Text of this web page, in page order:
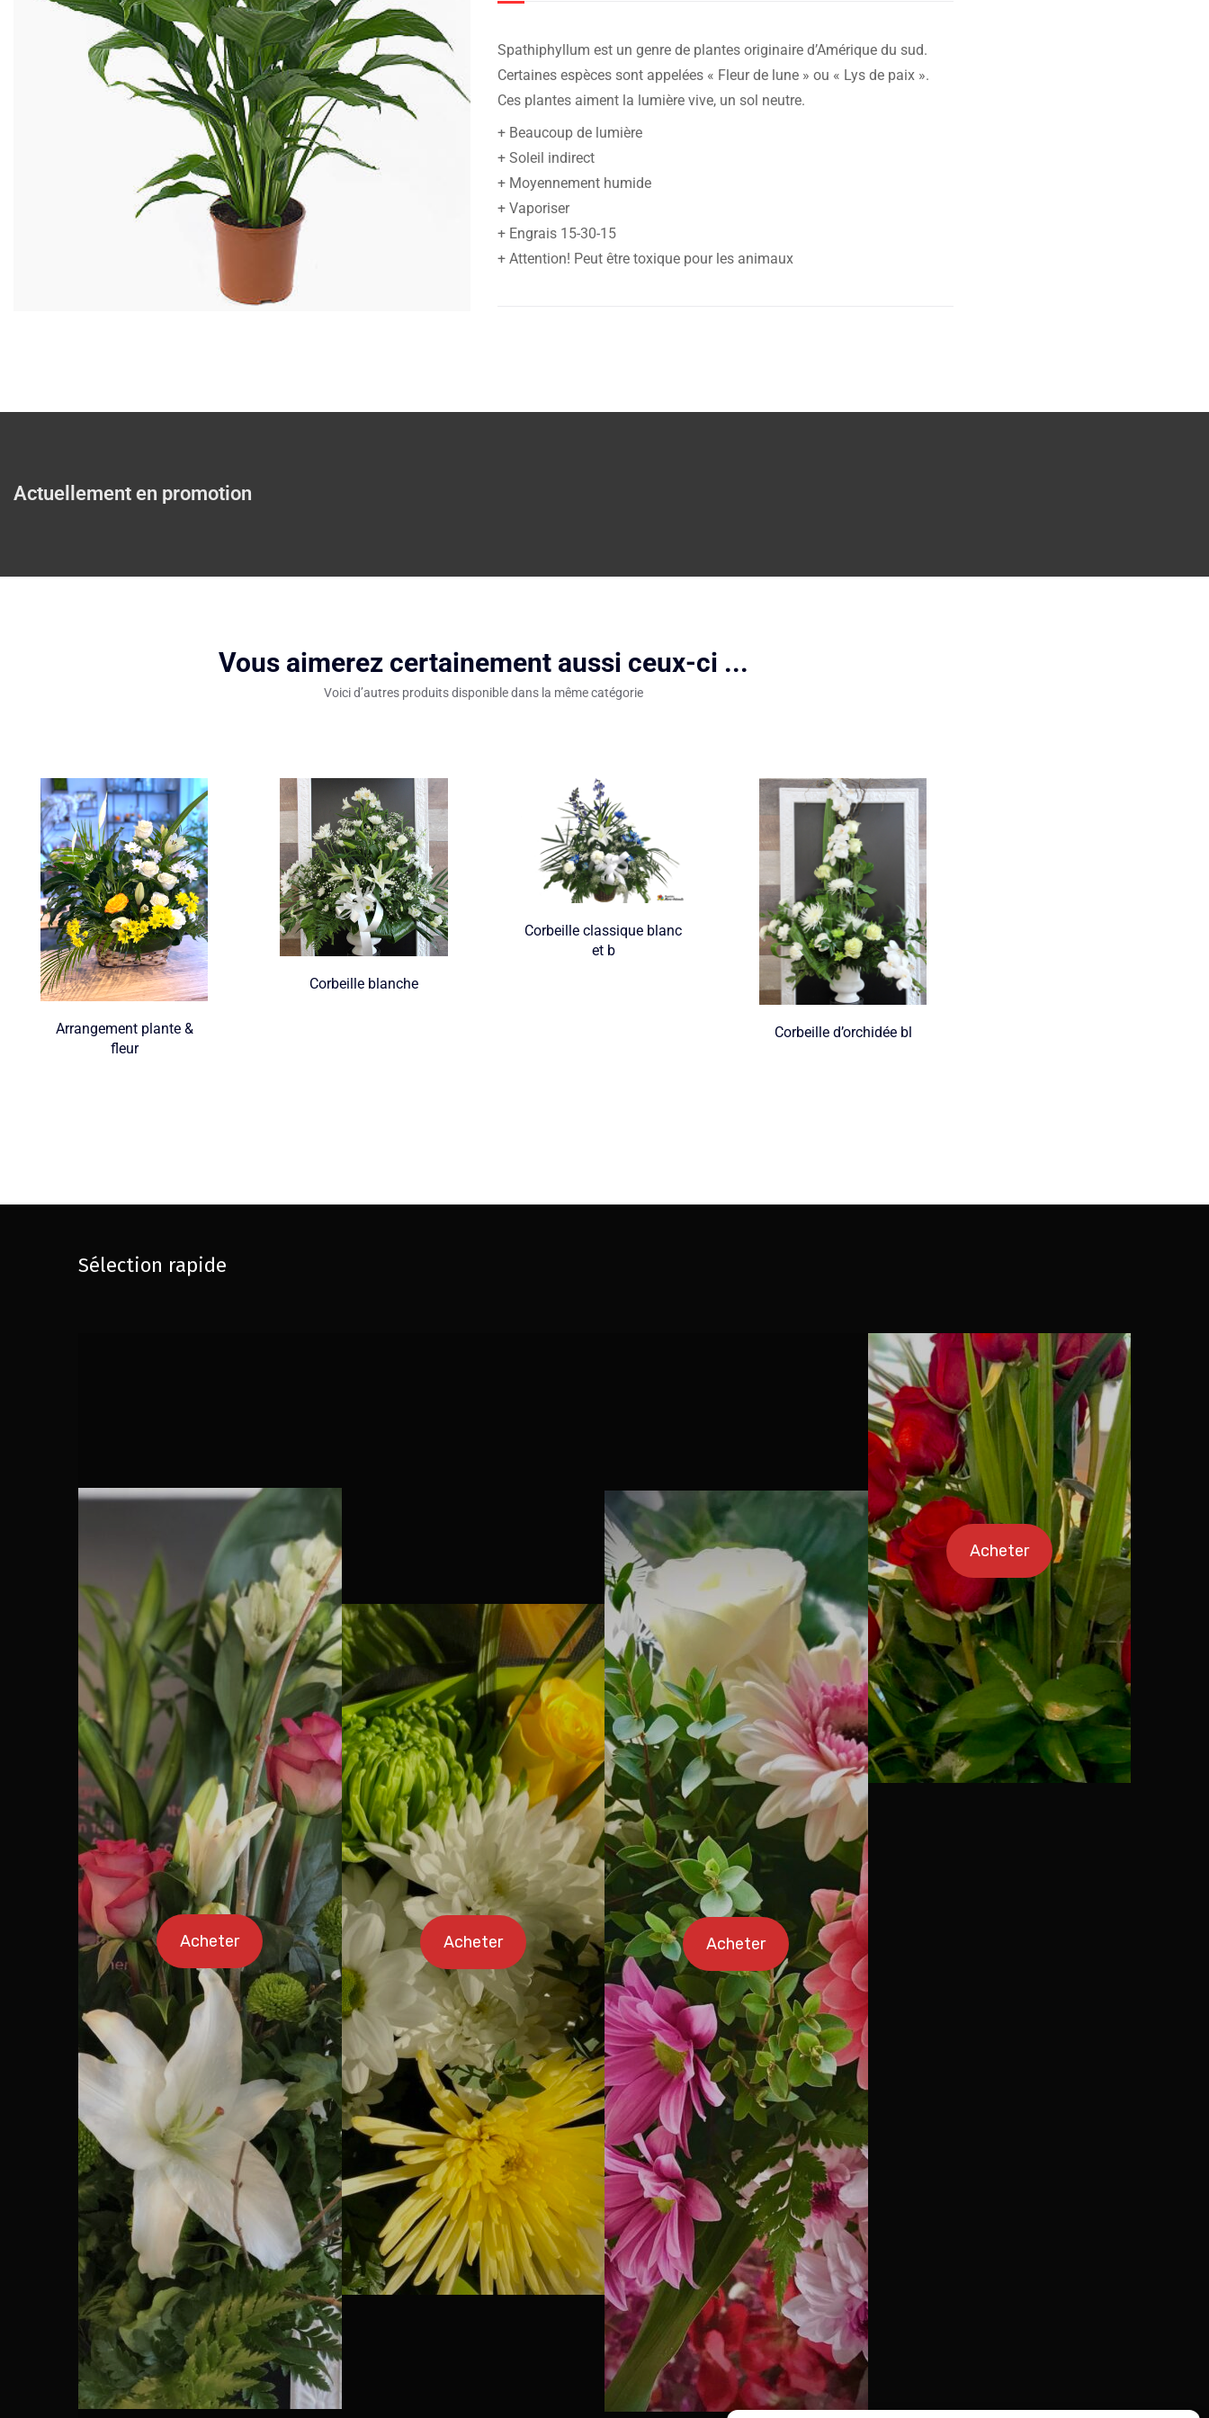
Spathiphyllum est un genre de plantes originaire d’Amérique du sud.
Certaines espèces sont appelées « Fleur de lune » ou « Lys de paix ».
Ces plantes aiment la lumière vive, un sol neutre.
+ Beaucoup de lumière
+ Soleil indirect
+ Moyennement humide
+ Vaporiser
+ Engrais 15-30-15
+ Attention! Peut être toxique pour les animaux
Actuellement en promotion
Vous aimerez certainement aussi ceux-ci ...
Voici d’autres produits disponible dans la même catégorie
Arrangement plante &
fleur
Corbeille blanche
Corbeille classique blanc
et b
Corbeille d’orchidée bl
Sélection rapide
Acheter Acheter Acheter
Acheter